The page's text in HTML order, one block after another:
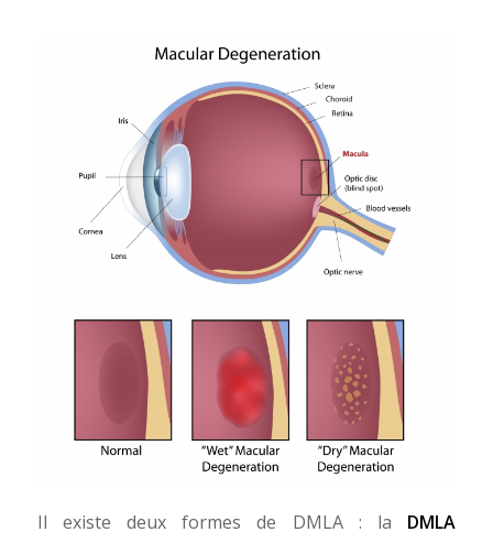
Il existe deux formes de DMLA : la DMLA